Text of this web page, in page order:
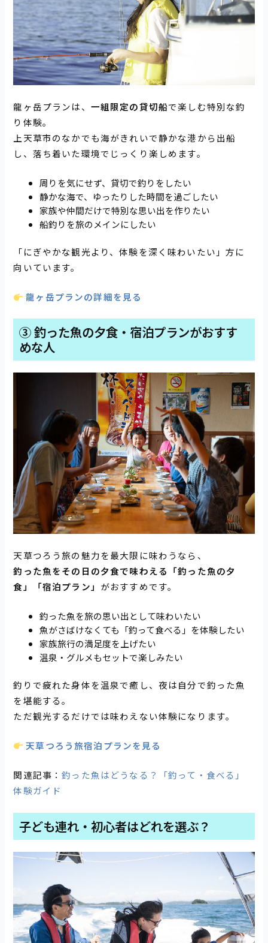
龍ヶ岳プランは、 一組限定の貸切船で楽しむ特別な釣
り体験。
上天草市のなかでも海がきれいで静かな港から出船
し、落ち着いた環境でじっくり楽しめます。
周りを気にせず、貸切で釣りをしたい
静かな海で、ゆったりした時間を過ごしたい
家族や仲間だけで特別な思い出を作りたい
船釣りを旅のメインにしたい
「にぎやかな観光より、体験を深く味わいたい」方に
向いています。
龍ヶ岳プランの詳細を見る
③ 釣った魚の夕食・宿泊プランがおすす
めな人
天草つろう旅の魅力を最大限に味わうなら、
釣った魚をその日の夕食で味わえる「釣った魚の夕
食」「宿泊プラン」 がおすすめです。
釣った魚を旅の思い出として味わいたい
魚がさばけなくても「釣って食べる」を体験したい
家族旅行の満足度を上げたい
温泉・グルメもセットで楽しみたい
釣りで疲れた身体を温泉で癒し、夜は自分で釣った魚
を堪能する。
ただ観光するだけでは味わえない体験になります。
天草つろう旅宿泊プランを見る
関連記事：釣った魚はどうなる？「釣って・食べる」
体験ガイド
子ども連れ・初心者はどれを選ぶ？